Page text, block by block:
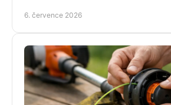
6. července 2026